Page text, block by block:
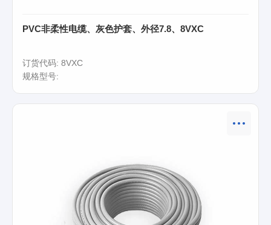
PVC非柔性电缆、灰色护套、外径7.8、8VXC
订货代码: 8VXC
规格型号: